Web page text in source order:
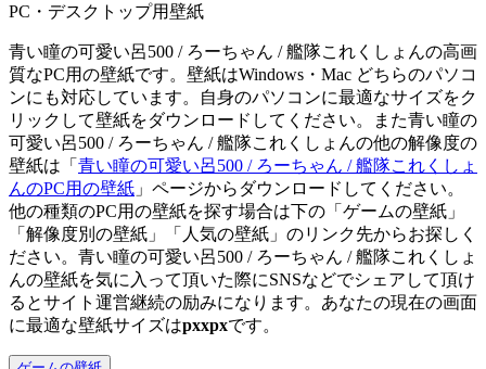
PC・デスクトップ用壁紙
青い瞳の可愛い呂500 / ろーちゃん / 艦隊これくしょんの高画
質なPC用の壁紙です。壁紙はWindows・Mac どちらのパソコ
ンにも対応しています。自身のパソコンに最適なサイズをク
リックして壁紙をダウンロードしてください。また青い瞳の
可愛い呂500 / ろーちゃん / 艦隊これくしょんの他の解像度の
壁紙は「 青い瞳の可愛い呂500 / ろーちゃん / 艦隊これくしょ
んのPC用の壁紙 」ページからダウンロードしてください。
他の種類のPC用の壁紙を探す場合は下の「ゲームの壁紙」
「解像度別の壁紙」「人気の壁紙」のリンク先からお探しく
ださい。青い瞳の可愛い呂500 / ろーちゃん / 艦隊これくしょ
んの壁紙を気に入って頂いた際にSNSなどでシェアして頂け
るとサイト運営継続の励みになります。あなたの現在の画面
に最適な壁紙サイズはpxxpxです。